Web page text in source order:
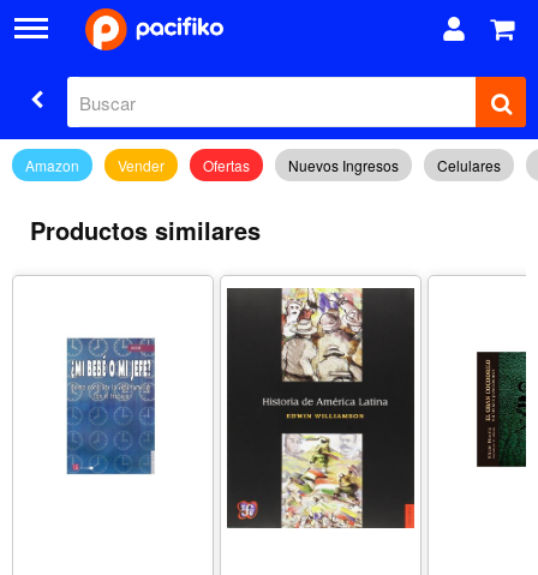
Amazon Vender Ofertas Nuevos Ingresos Celulares
Productos similares